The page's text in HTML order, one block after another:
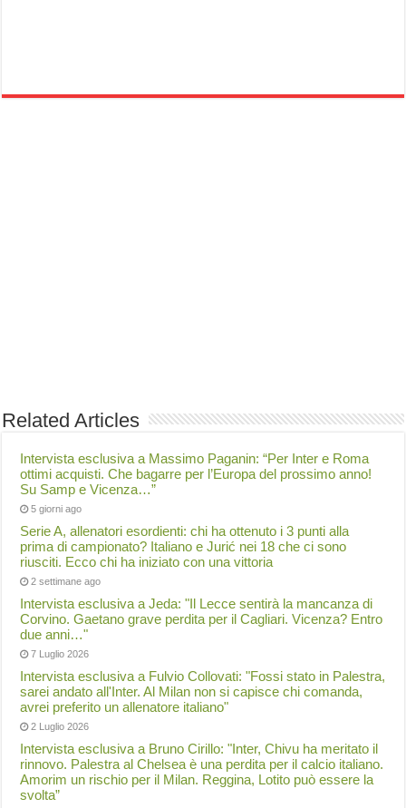
Related Articles
Intervista esclusiva a Massimo Paganin: “Per Inter e Roma
ottimi acquisti. Che bagarre per l’Europa del prossimo anno!
Su Samp e Vicenza…”
5 giorni ago
Serie A, allenatori esordienti: chi ha ottenuto i 3 punti alla
prima di campionato? Italiano e Jurić nei 18 che ci sono
riusciti. Ecco chi ha iniziato con una vittoria
2 settimane ago
Intervista esclusiva a Jeda: "Il Lecce sentirà la mancanza di
Corvino. Gaetano grave perdita per il Cagliari. Vicenza? Entro
due anni…"
7 Luglio 2026
Intervista esclusiva a Fulvio Collovati: "Fossi stato in Palestra,
sarei andato all'Inter. Al Milan non si capisce chi comanda,
avrei preferito un allenatore italiano"
2 Luglio 2026
Intervista esclusiva a Bruno Cirillo: "Inter, Chivu ha meritato il
rinnovo. Palestra al Chelsea è una perdita per il calcio italiano.
Amorim un rischio per il Milan. Reggina, Lotito può essere la
svolta”